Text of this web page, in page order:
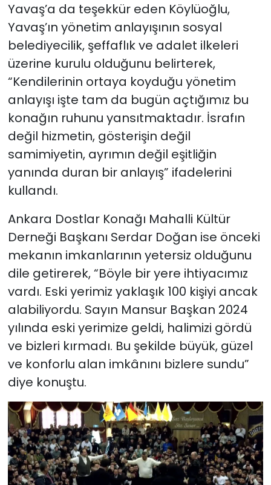
Yavaş’a da teşekkür eden Köylüoğlu,
Yavaş’ın yönetim anlayışının sosyal
belediyecilik, şeffaflık ve adalet ilkeleri
üzerine kurulu olduğunu belirterek,
“Kendilerinin ortaya koyduğu yönetim
anlayışı işte tam da bugün açtığımız bu
konağın ruhunu yansıtmaktadır. İsrafın
değil hizmetin, gösterişin değil
samimiyetin, ayrımın değil eşitliğin
yanında duran bir anlayış” ifadelerini
kullandı.
Ankara Dostlar Konağı Mahalli Kültür
Derneği Başkanı Serdar Doğan ise önceki
mekanın imkanlarının yetersiz olduğunu
dile getirerek, “Böyle bir yere ihtiyacımız
vardı. Eski yerimiz yaklaşık 100 kişiyi ancak
alabiliyordu. Sayın Mansur Başkan 2024
yılında eski yerimize geldi, halimizi gördü
ve bizleri kırmadı. Bu şekilde büyük, güzel
ve konforlu alan imkânını bizlere sundu”
diye konuştu.